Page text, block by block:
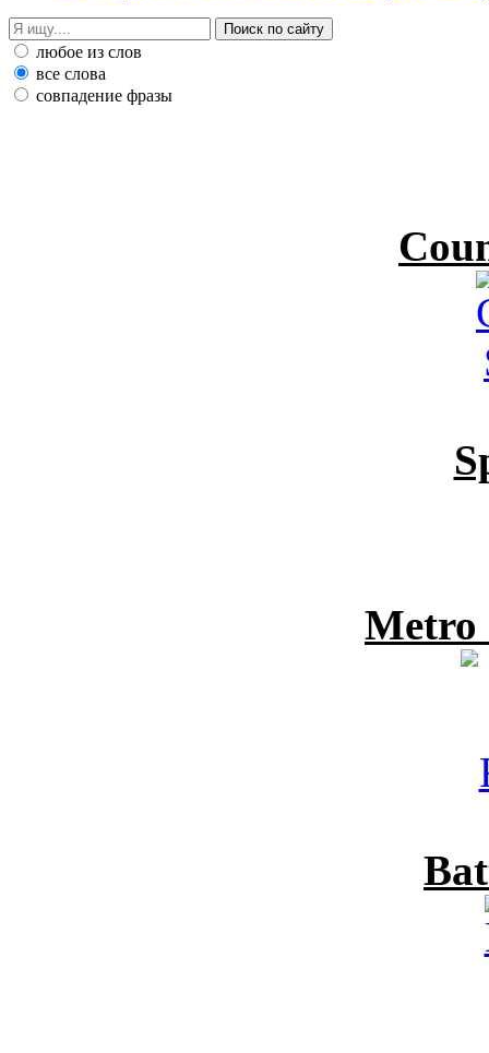
любое из слов
все слова
совпадение фразы
Metro